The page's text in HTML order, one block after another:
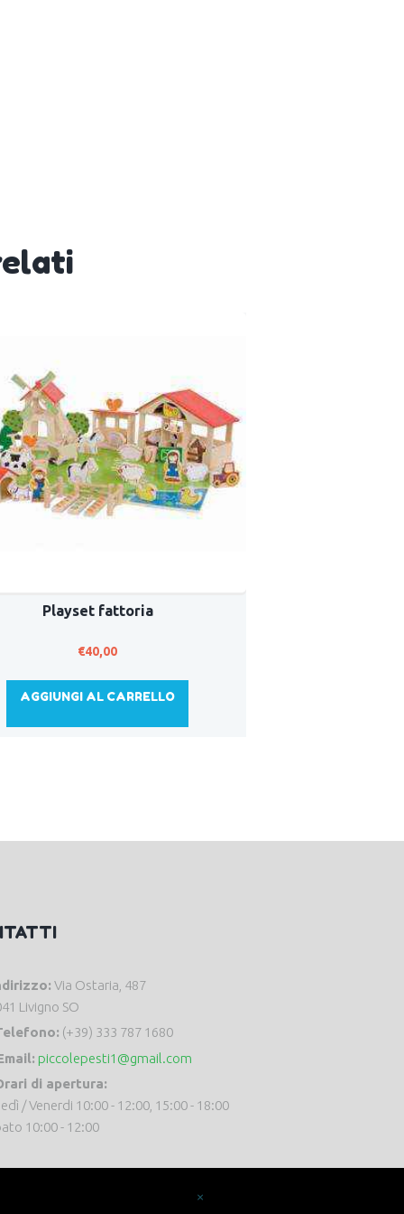
Playset fattoria
€40,00
AGGIUNGI AL CARRELLO
Via Ostaria, 487
Livigno SO
(+39) 333 787 1680
piccolepesti1@gmail.com
di apertura:
/ Venerdi 10:00 - 12:00, 15:00 - 18:00
10:00 - 12:00
×